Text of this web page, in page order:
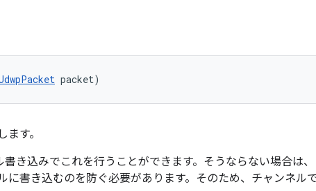
packet)
す。
き込みでこれを行うことができます。そうならない場合は
に書き込むのを防ぐ必要があります。そのため、チャンネルで